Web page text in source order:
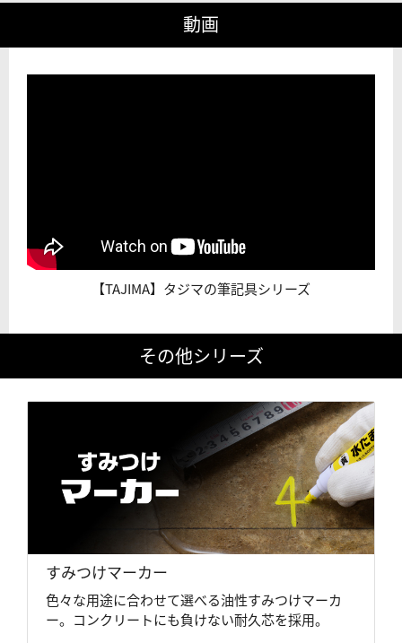
動画
【TAJIMA】タジマの筆記具シリーズ
その他シリーズ
すみつけマーカー
色々な用途に合わせて選べる油性すみつけマーカ
ー。コンクリートにも負けない耐久芯を採用。